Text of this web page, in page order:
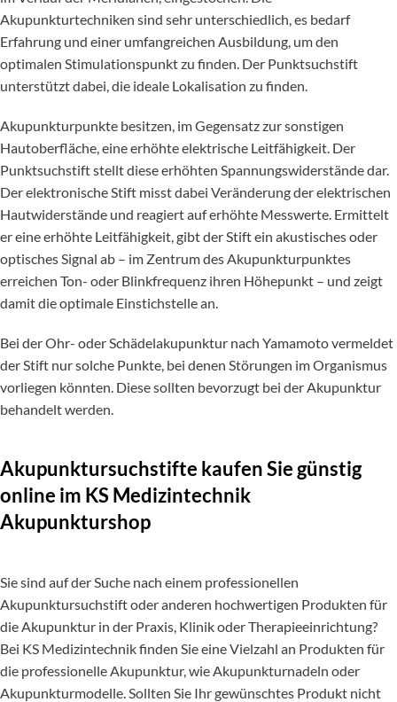
Akupunkturtechniken sind sehr unterschiedlich, es bedarf
Erfahrung und einer umfangreichen Ausbildung, um den
optimalen Stimulationspunkt zu finden. Der Punktsuchstift
unterstützt dabei, die ideale Lokalisation zu finden.
Akupunkturpunkte besitzen, im Gegensatz zur sonstigen
Hautoberfläche, eine erhöhte elektrische Leitfähigkeit. Der
Punktsuchstift stellt diese erhöhten Spannungswiderstände dar.
Der elektronische Stift misst dabei Veränderung der elektrischen
Hautwiderstände und reagiert auf erhöhte Messwerte. Ermittelt
er eine erhöhte Leitfähigkeit, gibt der Stift ein akustisches oder
optisches Signal ab – im Zentrum des Akupunkturpunktes
erreichen Ton- oder Blinkfrequenz ihren Höhepunkt – und zeigt
damit die optimale Einstichstelle an.
Bei der Ohr- oder Schädelakupunktur nach Yamamoto vermeldet
der Stift nur solche Punkte, bei denen Störungen im Organismus
vorliegen könnten. Diese sollten bevorzugt bei der Akupunktur
behandelt werden.
Akupunktursuchstifte kaufen Sie günstig
online im KS Medizintechnik
Akupunkturshop
Sie sind auf der Suche nach einem professionellen
Akupunktursuchstift oder anderen hochwertigen Produkten für
die Akupunktur in der Praxis, Klinik oder Therapieeinrichtung?
Bei KS Medizintechnik finden Sie eine Vielzahl an Produkten für
die professionelle Akupunktur, wie Akupunkturnadeln oder
Akupunkturmodelle. Sollten Sie Ihr gewünschtes Produkt nicht